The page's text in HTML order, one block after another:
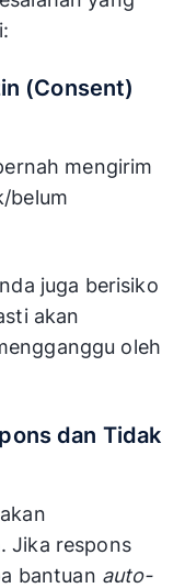
(Consent)
mengirim
belum
juga berisiko
akan
oleh
dan Tidak
Jika respons
bantuan auto-